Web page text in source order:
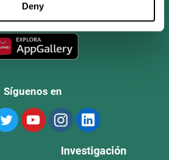
Deny
Síguenos en
Investigación